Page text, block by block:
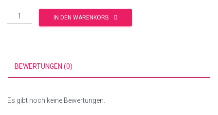
Anzahl IN DEN WARENKORB
BEWERTUNGEN (0)
Es gibt noch keine Bewertungen.